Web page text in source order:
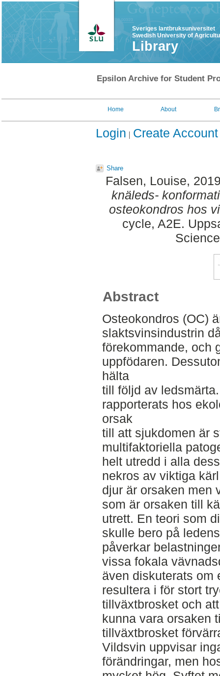
Sveriges lantbruksuniversitet
Swedish University of
Library
Epsilon Archive for Student
Home About
Login Create Account
Share
Falsen, Louise,
knäleds-
osteokondros hos
cycle, A2E.
Abstract
Osteokondros (OC)
slaktsvinsindustrin
förekommande, och
uppfödaren.
hälta
till följd av
rapporterats hos
orsak
till att sjukdomen är
multifaktoriella
helt utredd i alla
nekros av viktiga
djur är orsaken men
som är orsaken till
utrett. En teori som
skulle bero på
påverkar
vissa fokala
även diskuterats om
resultera i för stort
tillväxtbrosket och
kunna vara orsaken
tillväxtbrosket
Vildsvin uppvisar
förändringar, men